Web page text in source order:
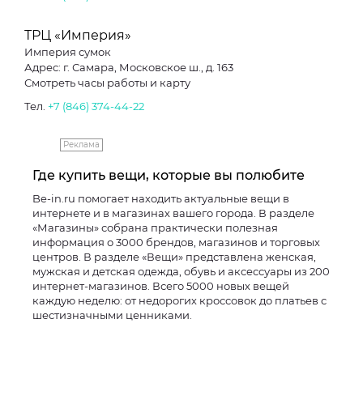
ТРЦ «Империя»
Империя сумок
Адрес: г. Самара, Московское ш., д. 163
Смотреть часы работы и карту
Тел. +7 (846) 374-44-22
Реклама
Где купить вещи, которые вы полюбите
Be-in.ru помогает находить актуальные вещи в
интернете и в магазинах вашего города. В разделе
«Магазины» собрана практически полезная
информация о 3000 брендов, магазинов и торговых
центров. В разделе «Вещи» представлена женская,
мужская и детская одежда, обувь и аксессуары из 200
интернет-магазинов. Всего 5000 новых вещей
каждую неделю: от недорогих кроссовок до платьев с
шестизначными ценниками.